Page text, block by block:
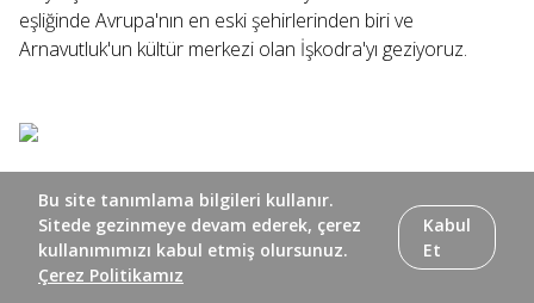
eşliğinde Avrupa'nın en eski şehirlerinden biri ve
Arnavutluk'un kültür merkezi olan İşkodra'yı geziyoruz.
Bu site tanımlama bilgileri kullanır.
Sitede gezinmeye devam ederek, çerez
kullanımımızı kabul etmiş olursunuz.
Çerez Politikamız
Kabul
Et